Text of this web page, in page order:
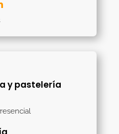
y pastelería